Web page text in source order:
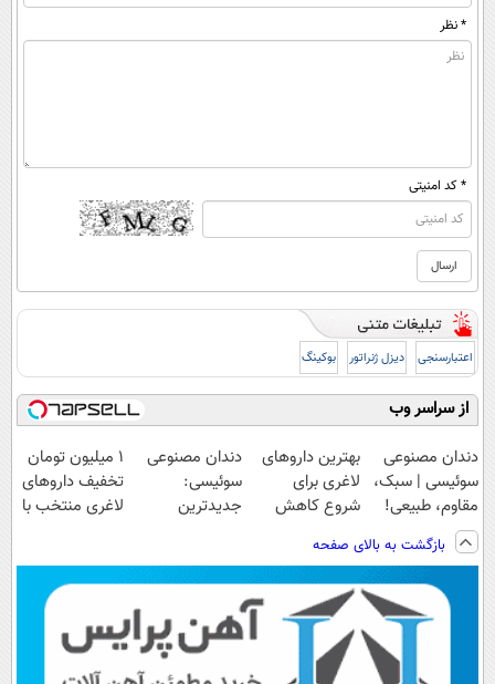
* نظر
* کد امنیتی
اعتبارسنجی دیزل ژنراتور بوکینگ
از سراسر وب
دندان مصنوعی
سوئیسی | سبک،
مقاوم، طبیعی!
ویزیت
رایگان+پرداخت
اقساطی😍
بهترین داروهای
لاغری برای
شروع کاهش
داروخانه های
نزدیکت!
دندان مصنوعی
سوئیسی:
جدیدترین
پرداخت قسطی
۱ میلیون تومان
تخفیف داروهای
لاغری منتخب با
بازگشت به بالای صفحه